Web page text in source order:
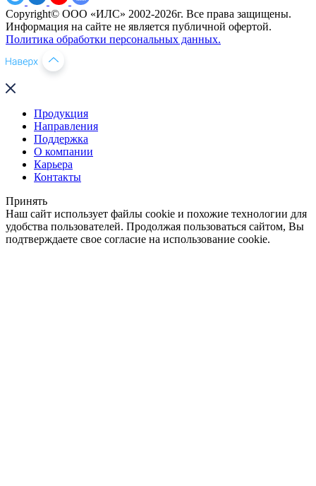
Copyright© ООО «ИЛС» 2002-2026г. Все права защищены.
Информация на сайте не является публичной офертой.
Политика обработки персональных данных.
Продукция
Направления
Поддержка
О компании
Карьера
Контакты
Принять
Наш сайт использует файлы cookie и похожие технологии для
удобства пользователей. Продолжая пользоваться сайтом, Вы
подтверждаете свое согласие на использование cookie.